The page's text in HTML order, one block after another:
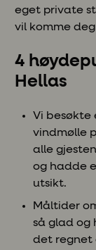
eget private
vil komme
4
Hellas
Vi besøkte
vindmølle
alle
og hadde
utsikt.
Måltider
så glad og
det regnet